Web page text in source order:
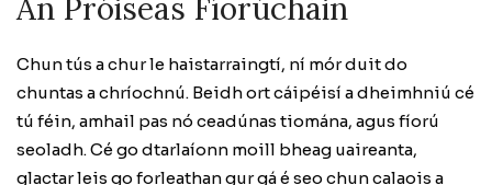
An Próiseas Fíorúcháin
Chun tús a chur le haistarraingtí, ní mór duit do
chuntas a chríochnú. Beidh ort cáipéisí a dheimhniú cé
tú féin, amhail pas nó ceadúnas tiomána, agus fíorú
seoladh. Cé go dtarlaíonn moill bheag uaireanta,
glactar leis go forleathan gur gá é seo chun calaois a